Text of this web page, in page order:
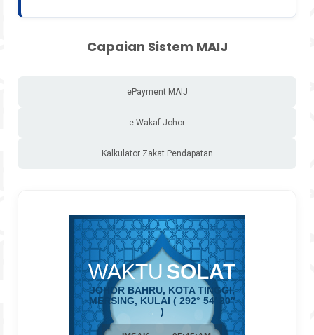
Capaian Sistem MAIJ
ePayment MAIJ
e-Wakaf Johor
Kalkulator Zakat Pendapatan